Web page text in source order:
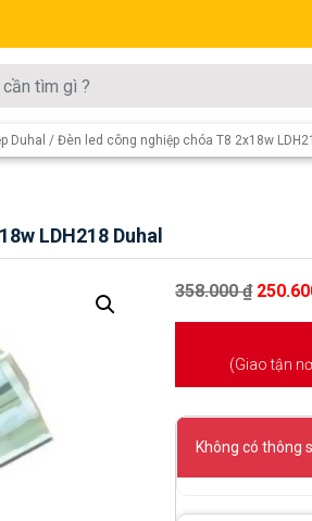
Duhal / Đèn led công nghiệp chóa T8 2x18w
LDH218 Duhal
358.000₫ Giá
(Giao tận
Không có thông